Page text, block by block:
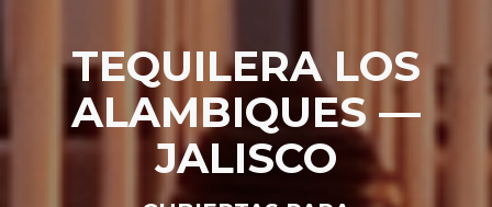
TEQUILERA LOS
ALAMBIQUES —
JALISCO